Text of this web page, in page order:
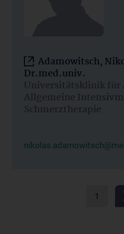
Adamowitsch,
Dr.med.univ.
Universitätsklinik für
Allgemeine
Schmerztherapie
1